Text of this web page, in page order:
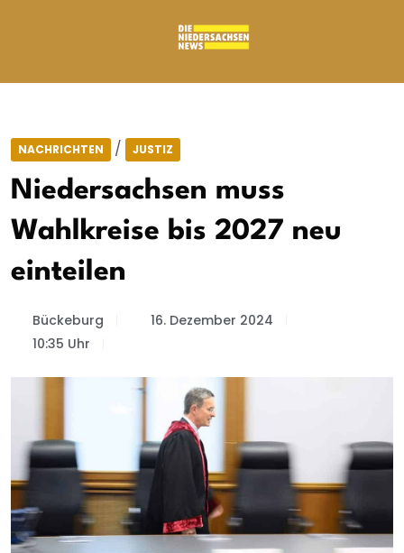
NACHRICHTEN / JUSTIZ
Niedersachsen muss
Wahlkreise bis 2027 neu
einteilen
Bückeburg
16. Dezember 2024
10:35 Uhr